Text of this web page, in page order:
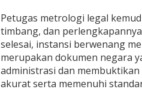
Petugas metrologi legal
timbang, dan
selesai, instansi berwenang
merupakan dokumen negara
administrasi dan membuktikan
akurat serta memenuhi